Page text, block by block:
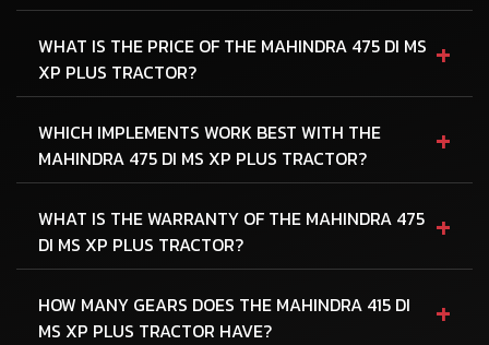
WHAT IS THE PRICE OF THE MAHINDRA 475 DI MS
XP PLUS TRACTOR?
+
WHICH IMPLEMENTS WORK BEST WITH THE
MAHINDRA 475 DI MS XP PLUS TRACTOR?
+
WHAT IS THE WARRANTY OF THE MAHINDRA 475
DI MS XP PLUS TRACTOR?
+
HOW MANY GEARS DOES THE MAHINDRA 415 DI
MS XP PLUS TRACTOR HAVE?
+